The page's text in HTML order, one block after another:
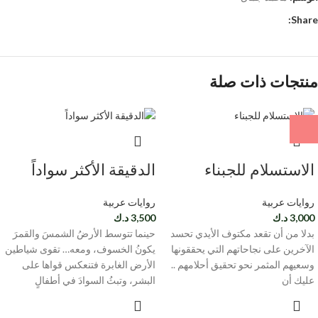
Share:
منتجات ذات صلة
الاستسلام للجبناء
روايات عربية
3,000د.ك
بدلا من أن تقعد مكتوف الأيدي تحسد
الآخرين على نجاحاتهم التي يحققونها
وسعيهم المثمر نحو تحقيق أحلامهم ..
عليك أن
الدقيقة الأكثر سواداً
روايات عربية
3,500د.ك
حينما تتوسط الأرضُ الشمسَ والقمرَ
يكونُ الخسوف، ومعه… تقوى شياطين
الأرض الغابرة فتنعكس قواها على
البشر، وتبثُ السوادَ في أطفالٍ